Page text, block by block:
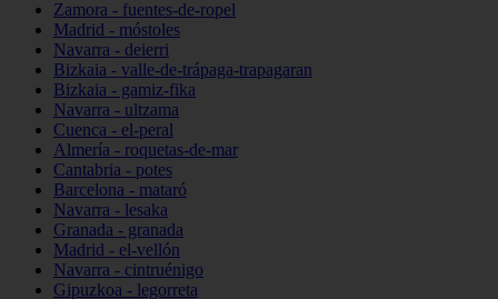
Zamora - fuentes-de-ropel
Madrid - móstoles
Navarra - deierri
Bizkaia - valle-de-trápaga-trapagaran
Bizkaia - gamiz-fika
Navarra - ultzama
Cuenca - el-peral
Almería - roquetas-de-mar
Cantabria - potes
Barcelona - mataró
Navarra - lesaka
Granada - granada
Madrid - el-vellón
Navarra - cintruénigo
Gipuzkoa - legorreta